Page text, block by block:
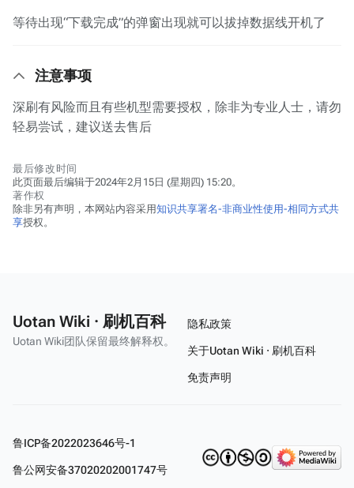
等待出现“下载完成”的弹窗出现就可以拔掉数据线开机了
注意事项
深刷有风险而且有些机型需要授权，除非为专业人士，请勿
轻易尝试，建议送去售后
最后修改时间
此页面最后编辑于2024年2月15日 (星期四) 15:20。
著作权
除非另有声明，本网站内容采用知识共享署名-非商业性使用-相同方式共
享授权。
Uotan Wiki · 刷机百科
Uotan Wiki团队保留最终解释权。
隐私政策
关于Uotan Wiki · 刷机百科
免责声明
鲁ICP备2022023646号-1
鲁公网安备37020202001747号